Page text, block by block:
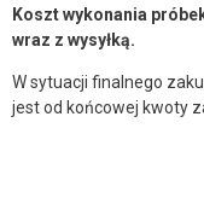
Koszt wykonania
wraz z wysyłką.
W sytuacji finalnego
jest od końcowej kwoty